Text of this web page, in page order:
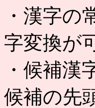
・漢字の
字変換が
・候補漢
候補の先